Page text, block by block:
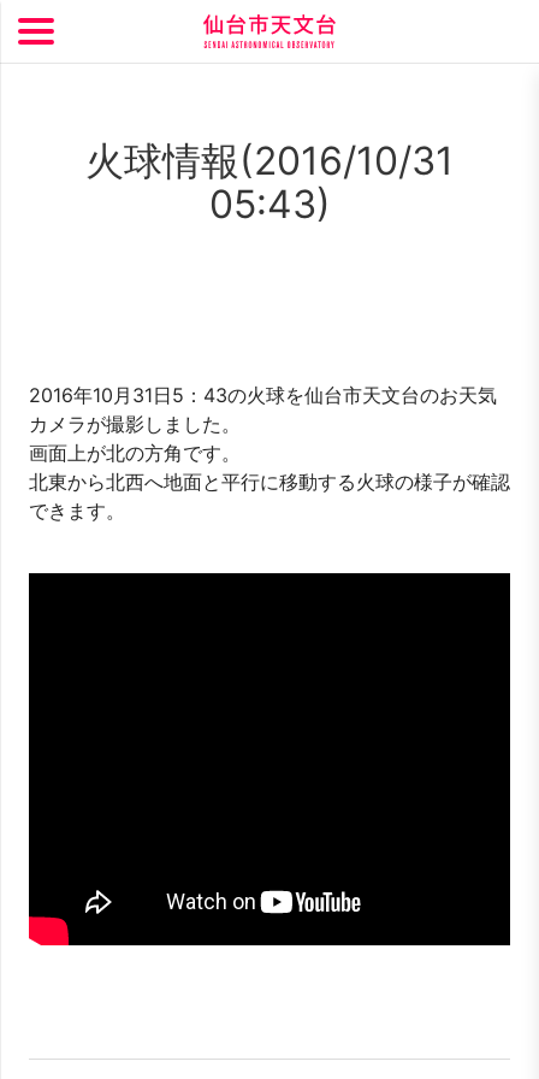
火球情報(2016/10/31
05:43)
2016年10月31日5：43の火球を仙台市天文台のお天気
カメラが撮影しました。
画面上が北の方角です。
北東から北西へ地面と平行に移動する火球の様子が確認
できます。